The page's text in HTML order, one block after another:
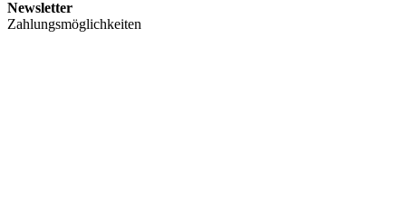
Newsletter
Zahlungsmöglichkeiten